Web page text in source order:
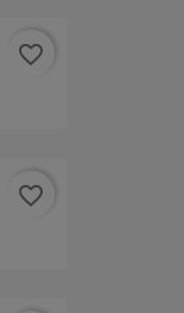
favorite_border
favorite_border